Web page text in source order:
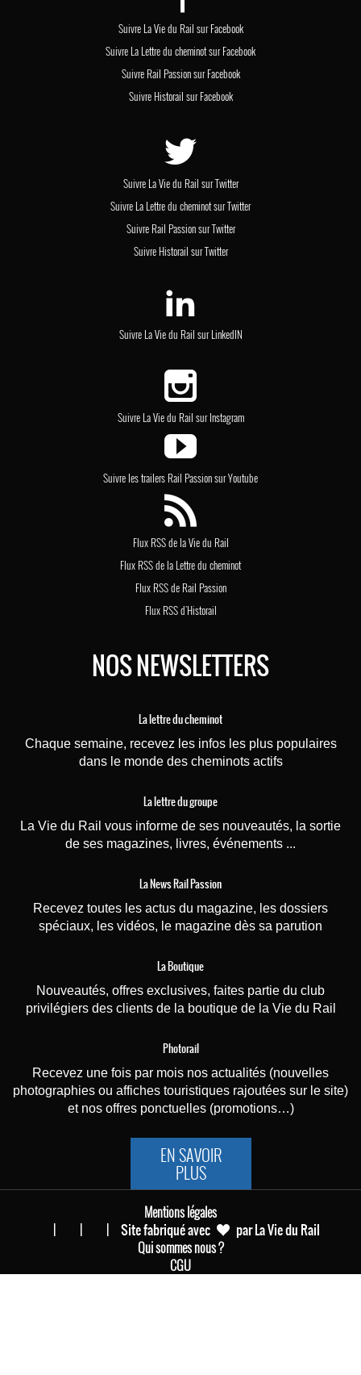
Suivre La Vie du Rail sur Facebook
Suivre La Lettre du cheminot sur Facebook
Suivre Rail Passion sur Facebook
Suivre Historail sur Facebook
Suivre La Vie du Rail sur Twitter
Suivre La Lettre du cheminot sur Twitter
Suivre Rail Passion sur Twitter
Suivre Historail sur Twitter
Suivre La Vie du Rail sur LinkedIN
Suivre La Vie du Rail sur Instagram
Suivre les trailers Rail Passion sur Youtube
Flux RSS de la Vie du Rail
Flux RSS de la Lettre du cheminot
Flux RSS de Rail Passion
Flux RSS d'Historail
NOS NEWSLETTERS
La lettre du cheminot
Chaque semaine, recevez les infos les plus populaires
dans le monde des cheminots actifs
La lettre du groupe
La Vie du Rail vous informe de ses nouveautés, la sortie
de ses magazines, livres, événements ...
La News Rail Passion
Recevez toutes les actus du magazine, les dossiers
spéciaux, les vidéos, le magazine dès sa parution
La Boutique
Nouveautés, offres exclusives, faites partie du club
privilégiers des clients de la boutique de la Vie du Rail
Photorail
Recevez une fois par mois nos actualités (nouvelles
photographies ou affiches touristiques rajoutées sur le site)
et nos offres ponctuelles (promotions…)
EN SAVOIR
PLUS
Mentions légales
|
Qui sommes nous ?
|
CGU
| Site fabriqué avec par La Vie du Rail